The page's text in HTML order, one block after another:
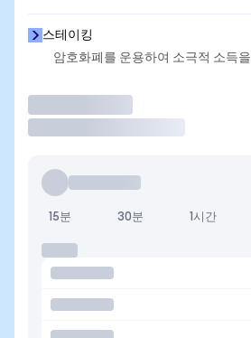
스테이킹
암호화폐를 운용하여 소극적 소득
15분 30분 1시간